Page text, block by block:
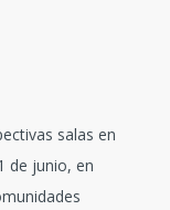
salas en
de junio, en